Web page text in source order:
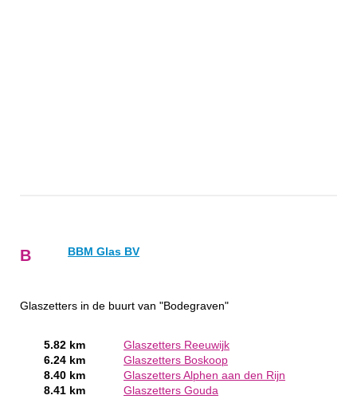
B BBM Glas BV
Glaszetters in de buurt van "Bodegraven"
5.82 km
Glaszetters Reeuwijk
6.24 km
Glaszetters Boskoop
8.40 km
Glaszetters Alphen aan den Rijn
8.41 km
Glaszetters Gouda